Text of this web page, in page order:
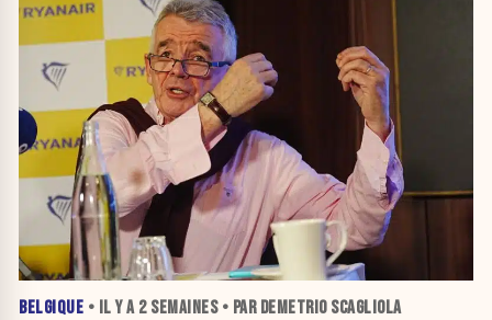
BELGIQUE • IL Y A 2 SEMAINES• PAR DEMETRIO SCAGLIOLA